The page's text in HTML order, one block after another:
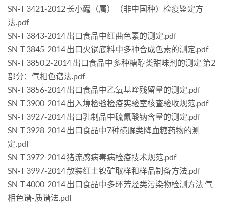
SN-T 3421-2012 长小蠹（属）（非中国种）检疫鉴定方
法.pdf
SN-T 3843-2014 出口食品中红曲色素的测定.pdf
SN-T 3845-2014 出口火锅底料中多种合成色素的测定.pdf
SN-T 3850.2-2014 出口食品中多种糖醇类甜味剂的测定 第2
部分：气相色谱法.pdf
SN-T 3856-2014 出口食品中乙氧基喹残留量的测定.pdf
SN-T 3900-2014 出入境检验检疫实验室核查验收规范.pdf
SN-T 3927-2014 出口乳制品中硫氰酸钠含量的测定.pdf
SN-T 3928-2014 出口食品中7种磺脲类降血糖药物的测
定.pdf
SN-T 3972-2014 猪流感病毒病检疫技术规范.pdf
SN-T 3997-2014 散装红土镍矿取样和样品制备方法.pdf
SN-T 4000-2014 出口食品中多环芳烃类污染物检测方法 气
相色谱-质谱法.pdf